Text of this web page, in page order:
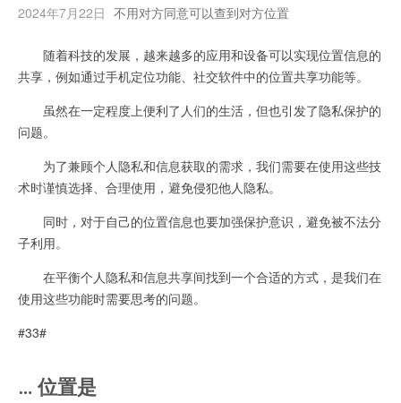
2024年7月22日 不用对方同意可以查到对方位置
随着科技的发展，越来越多的应用和设备可以实现位置信息的
共享，例如通过手机定位功能、社交软件中的位置共享功能等。
虽然在一定程度上便利了人们的生活，但也引发了隐私保护的
问题。
为了兼顾个人隐私和信息获取的需求，我们需要在使用这些技
术时谨慎选择、合理使用，避免侵犯他人隐私。
同时，对于自己的位置信息也要加强保护意识，避免被不法分
子利用。
在平衡个人隐私和信息共享间找到一个合适的方式，是我们在
使用这些功能时需要思考的问题。
#33#
… 位置是